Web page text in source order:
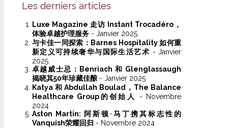
Les derniers articles
Luxe Magazine 走访 Instant Trocadéro，
体验卓越护理服务- Janvier 2025
与卡佳一同探索：Barnes Hospitality 如何重
新定义可持续奢华与国际生活艺术 - Janvier
2025
卓越威士忌：Benriach 和 Glenglassaugh
揭晓其50年珍藏佳酿- Janvier 2025
Katya 和 Abdullah Boulad，The Balance
Healthcare Group的创始人
- Novembre
2024
Aston Martin: 阿斯顿·马丁携其标志性的
Vanquish荣耀回归 - Novembre 2024